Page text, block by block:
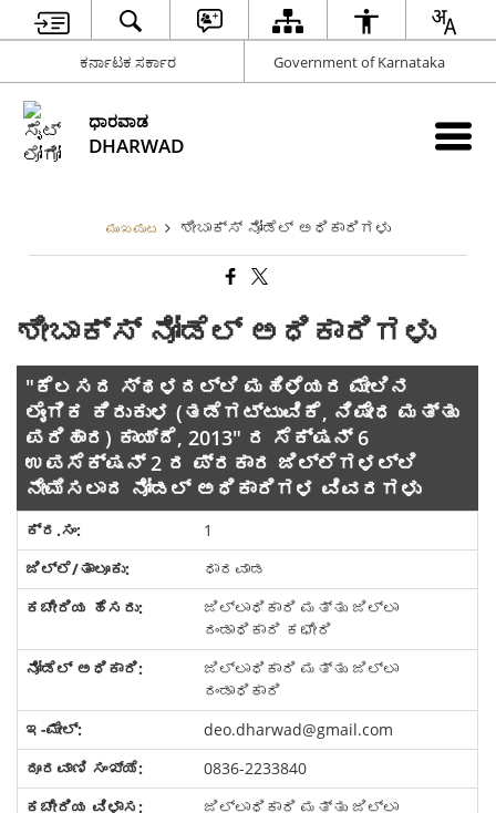
ಕರ್ನಾಟಕ ಸರ್ಕಾರ Government of Karnataka
ಧಾರವಾಡ
DHARWAD
ಮುಖಪುಟ ಶೀಬಾಕ್ಸ್ ನೋಡೆಲ್‌ ಅಧಿಕಾರಿಗಳು
ಶೀಬಾಕ್ಸ್ ನೋಡೆಲ್‌ ಅಧಿಕಾರಿಗಳು
"ಕೆಲಸದ ಸ್ಥಳದಲ್ಲಿ ಮಹಿಳೆಯರ ಮೇಲಿನ
ಲೈಂಗಿಕ ಕಿರುಕುಳ (ತಡೆಗಟ್ಟುವಿಕೆ, ನಿಷೇಧ ಮತ್ತು
ಪರಿಹಾರ) ಕಾಯ್ದೆ, 2013" ರ ಸೆಕ್ಷನ್ 6
ಉಪಸೆಕ್ಷನ್ 2 ರ ಪ್ರಕಾರ ಜಿಲ್ಲೆಗಳಲ್ಲಿ
ನೇಮಿಸಲಾದ ನೋಡಲ್ ಅಧಿಕಾರಿಗಳ ವಿವರಗಳು
1
ಧಾರವಾಡ
ಜಿಲ್ಲಾಧಿಕಾರಿ ಮತ್ತು ಜಿಲ್ಲಾ
ದಂಡಾಧಿಕಾರಿ ಕಛೇರಿ
ಜಿಲ್ಲಾಧಿಕಾರಿ ಮತ್ತು ಜಿಲ್ಲಾ
ದಂಡಾಧಿಕಾರಿ
deo.dharwad@gmail.com
0836-2233840
ಜಿಲ್ಲಾಧಿಕಾರಿ ಮತ್ತು ಜಿಲ್ಲಾ